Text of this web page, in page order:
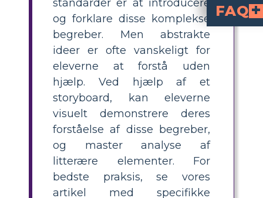
standarder er at introducere
og forklare disse komplekse
begreber. Men abstrakte
ideer er ofte vanskeligt for
eleverne at forstå uden
hjælp. Ved hjælp af et
storyboard, kan eleverne
visuelt demonstrere deres
forståelse af disse begreber,
og master analyse af
litterære elementer. For
bedste praksis, se vores
artikel med specifikke
FAQ